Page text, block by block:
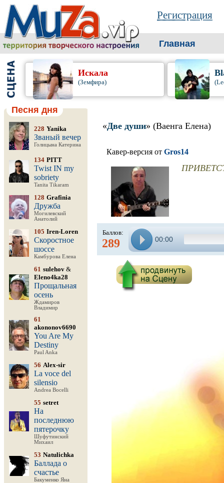
Регистрация
Главная
Искала
(Земфира)
Песня дня
228 Yanika
Званый вечер
Голицына Катерина
134 PITT
Twist IN my
sobriety
Tanita Tikaram
128 Grafinia
Дружба
Могилевский
Анатолий
105 Iren-Loren
Скоростное
шоссе
Камбурова Елена
61 sulehov &
Eleno4ka28
Прощальная
осень
Ждамиров
Владимир
61
akononov6690
You Are My
Destiny
Paul Anka
56 Alex-sir
La voce del
silensio
Andrea Bocelli
55 setret
На
последнюю
пятерочку
Шуфутинский
Михаил
53 Natulichka
Баллада о
счастье
Бакуменко Яна
«Две души» (Ваенга Елена)
Кавер-версия от Gros14
Баллов:
289 00:00